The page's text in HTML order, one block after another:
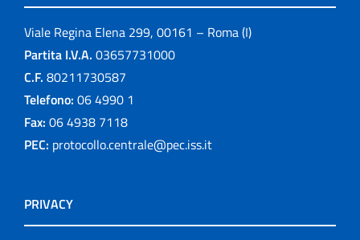
Viale Regina Elena 299, 00161 – Roma (I)
Partita I.V.A. 03657731000
C.F. 80211730587
Telefono: 06 4990 1
Fax: 06 4938 7118
PEC: protocollo.centrale@pec.iss.it
PRIVACY